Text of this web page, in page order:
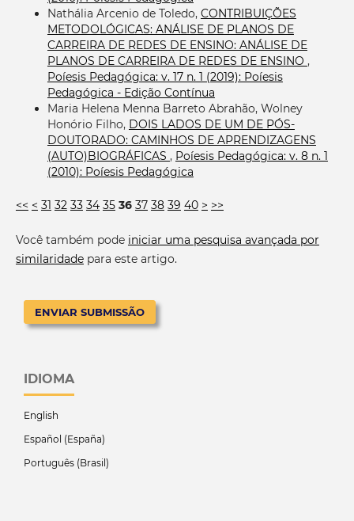
Nathália Arcenio de Toledo, CONTRIBUIÇÕES
METODOLÓGICAS: ANÁLISE DE PLANOS DE
CARREIRA DE REDES DE ENSINO: ANÁLISE DE
PLANOS DE CARREIRA DE REDES DE ENSINO ,
Poíesis Pedagógica: v. 17 n. 1 (2019): Poíesis
Pedagógica - Edição Contínua
Maria Helena Menna Barreto Abrahão, Wolney
Honório Filho, DOIS LADOS DE UM DE PÓS-
DOUTORADO: CAMINHOS DE APRENDIZAGENS
(AUTO)BIOGRÁFICAS , Poíesis Pedagógica: v. 8 n. 1
(2010): Poíesis Pedagógica
<< < 31 32 33 34 35 36 37 38 39 40 > >>
Você também pode iniciar uma pesquisa avançada por
similaridadepara este artigo.
ENVIAR SUBMISSÃO
IDIOMA
English
Español (España)
Português (Brasil)